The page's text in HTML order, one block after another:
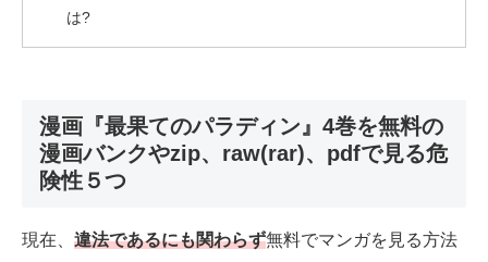
は?
漫画『最果てのパラディン』4巻を無料の
漫画バンクやzip、raw(rar)、pdfで見る危
険性５つ
現在、 違法であるにも関わらず無料でマンガを見る方法